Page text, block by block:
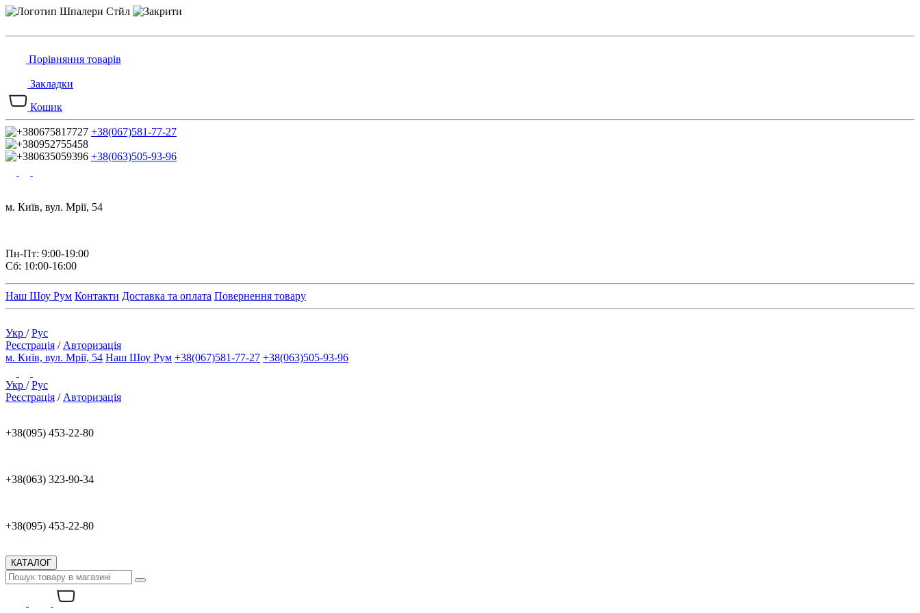
Порівняння товарів
Закладки
Кошик
+38(067)581-77-27
+38(063)505-93-96
м. Київ, вул. Мрії, 54
Пн-Пт: 9:00-19:00
Сб: 10:00-16:00
Наш Шоу Рум Контакти Доставка та оплата Повернення товару
Укр /Рус
Реєстрація / Авторизація
м. Київ, вул. Мрії, 54 Наш Шоу Рум +38(067)581-77-27 +38(063)505-93-96
Укр /Рус
Реєстрація / Авторизація
+38(095) 453-22-80
+38(063) 323-90-34
+38(095) 453-22-80
КАТАЛОГ